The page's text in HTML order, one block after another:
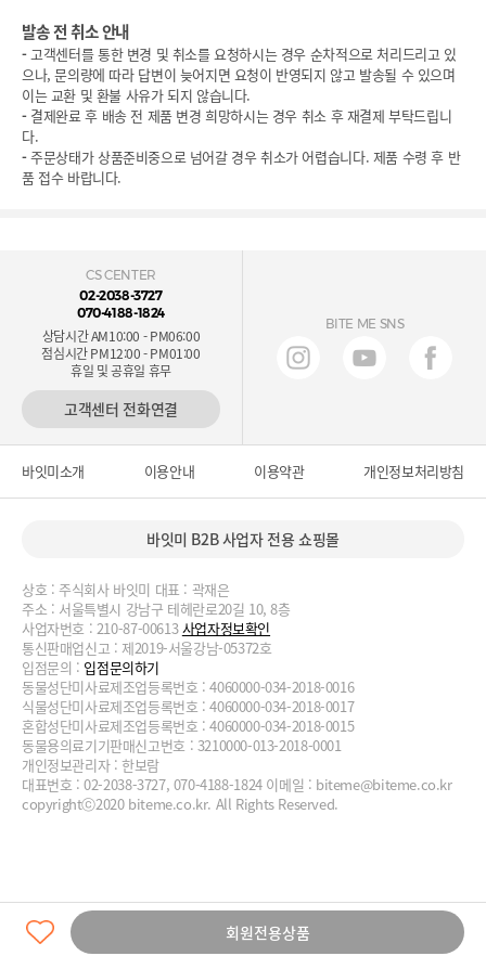
발송 전 취소 안내
-고객센터를 통한 변경 및 취소를 요청하시는 경우 순차적으로 처리드리고 있
으나, 문의량에 따라 답변이 늦어지면 요청이 반영되지 않고 발송될 수 있으며
이는 교환 및 환불 사유가 되지 않습니다.
- 결제완료 후 배송 전 제품 변경 희망하시는 경우 취소 후 재결제 부탁드립니
다.
-주문상태가 상품준비중으로 넘어갈 경우 취소가 어렵습니다. 제품 수령 후 반
품 접수 바랍니다.
회원전용상품
CS CENTER
02-2038-3727
070-4188-1824
상담시간 AM10:00 - PM06:00
점심시간 PM12:00 - PM01:00
휴일 및 공휴일 휴무
고객센터 전화연결
BITE ME SNS
바잇미소개 이용안내 이용약관 개인정보처리방침
바잇미 B2B 사업자 전용 쇼핑몰
상호 : 주식회사 바잇미 대표 : 곽재은
주소 : 서울특별시 강남구 테헤란로20길 10, 8층
사업자번호 : 210-87-00613사업자정보확인
통신판매업신고 : 제2019-서울강남-05372호
입점문의 : 입점문의하기
동물성단미사료제조업등록번호 : 4060000-034-2018-0016
식물성단미사료제조업등록번호 : 4060000-034-2018-0017
혼합성단미사료제조업등록번호 : 4060000-034-2018-0015
동물용의료기기판매신고번호 : 3210000-013-2018-0001
개인정보관리자 : 한보람
대표번호 : 02-2038-3727, 070-4188-1824 이메일 : biteme@biteme.co.kr
copyrightⓒ2020 biteme.co.kr. All Rights Reserved.